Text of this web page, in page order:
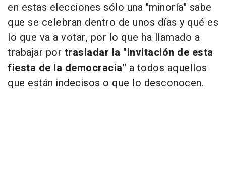
en estas elecciones sólo una "minoría" sabe
que se celebran dentro de unos días y qué es
lo que va a votar, por lo que ha llamado a
trabajar por trasladar la "invitación de esta
fiesta de la democracia" a todos aquellos
que están indecisos o que lo desconocen.